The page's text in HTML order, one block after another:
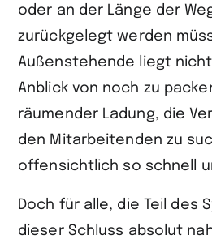
oder an der Länge der
zurückgelegt werden
Außenstehende liegt
Anblick von noch zu
räumender Ladung, die
den Mitarbeitenden zu
offensichtlich so schnell
Doch für alle, die Teil des
dieser Schluss absolut